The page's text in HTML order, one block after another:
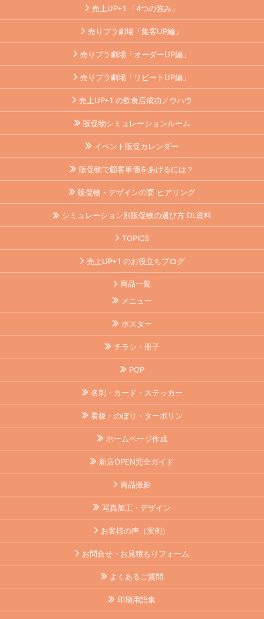
売上UP+1 「4つの強み」
売りプラ劇場「集客UP編」
売りプラ劇場「オーダーUP編」
売りプラ劇場「リピートUP編」
売上UP+1 の飲食店成功ノウハウ
販促物シミュレーションルーム
イベント販促カレンダー
販促物で顧客単価をあげるには？
販促物・デザインの要 ヒアリング
シミュレーション別販促物の選び方 DL資料
TOPICS
売上UP+1 のお役立ちブログ
商品一覧
メニュー
ポスター
チラシ・冊子
POP
名刺・カード・ステッカー
看板・のぼり・ターポリン
ホームページ作成
新店OPEN完全ガイド
商品撮影
写真加工・デザイン
お客様の声（実例）
お問合せ・お見積もりフォーム
よくあるご質問
印刷用語集